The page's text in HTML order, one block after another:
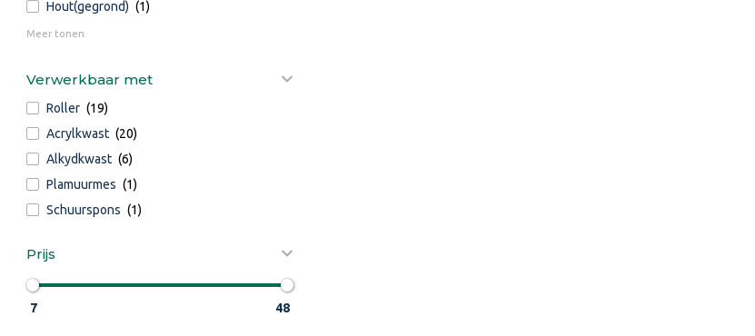
Hout(gegrond) (1)
Meer tonen
Verwerkbaar met
Roller (19)
Acrylkwast (20)
Alkydkwast (6)
Plamuurmes (1)
Schuurspons (1)
Prijs
7 48